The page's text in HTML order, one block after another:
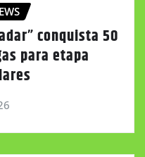
conquista 50
para etapa